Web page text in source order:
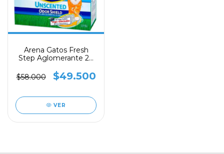
Arena Gatos Fresh
Step Aglomerante 20
$58.000
$49.500
VER